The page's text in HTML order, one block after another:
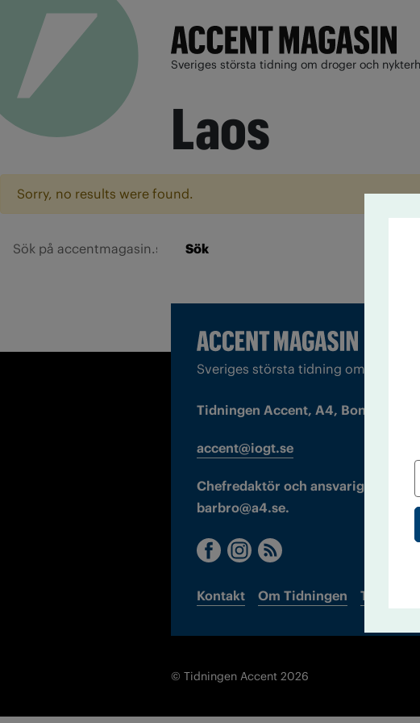
Sveriges största tidning om droger och
Laos
Sorry, no results were found.
Sök
Sveriges största tidning om droger
Tidningen Accent, A4, Bondegatan
accent@iogt.se
Chefredaktör och ansvarig
barbro@a4.se.
Kontakt Om Tidningen
© Tidningen Accent 2026